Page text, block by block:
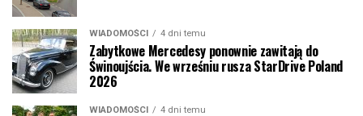
WIADOMOŚCI 4 dni temu
Zabytkowe Mercedesy ponownie zawitają do
Świnoujścia. We wrześniu rusza StarDrive Poland
2026
WIADOMOŚCI 4 dni temu